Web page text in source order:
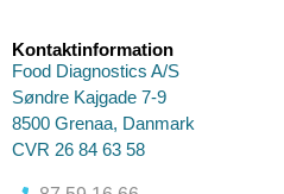
Kontaktinformation
Food Diagnostics A/S
Søndre Kajgade 7-9
8500 Grenaa, Danmark
CVR 26 84 63 58